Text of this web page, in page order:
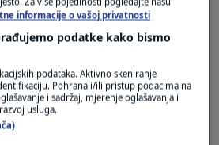
presedan, a novi pokušaj
Bab el Mandeba mogao bi
mnogo više država
ANALITIČAR
za N1: Washington nema
na pitanje što je pobjeda protiv
informacije o vašoj privatnosti
podatke kako bismo
podataka. Aktivno skeniranje
Pohrana i/ili pristup podacima na
i sadržaj, mjerenje oglašavanja i
usluga.